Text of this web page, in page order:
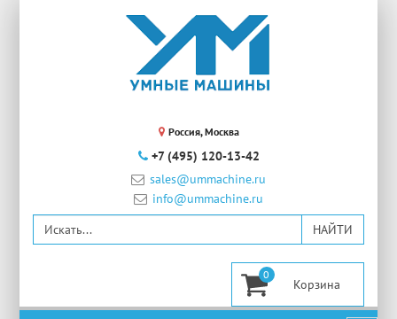
Россия, Москва
+7 (495) 120-13-42
sales@ummachine.ru
info@ummachine.ru
0